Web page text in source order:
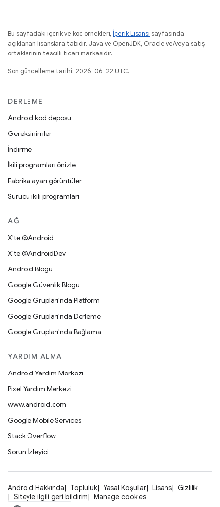
Bu sayfadaki içerik ve kod örnekleri, İçerik Lisansı sayfasında
açıklanan lisanslara tabidir. Java ve OpenJDK, Oracle ve/veya satış
ortaklarının tescilli ticari markasıdır.
Son güncelleme tarihi: 2026-06-22 UTC.
DERLEME
Android kod deposu
Gereksinimler
İndirme
İkili programları önizle
Fabrika ayarı görüntüleri
Sürücü ikili programları
AĞ
X'te @Android
X'te @AndroidDev
Android Blogu
Google Güvenlik Blogu
Google Grupları'nda Platform
Google Grupları'nda Derleme
Google Grupları'nda Bağlama
YARDIM ALMA
Android Yardım Merkezi
Pixel Yardım Merkezi
www.android.com
Google Mobile Services
Stack Overflow
Sorun İzleyici
Android Hakkında Topluluk Yasal Koşullar Lisans
Gizlilik
Siteyle ilgili geri bildirim
Manage cookies